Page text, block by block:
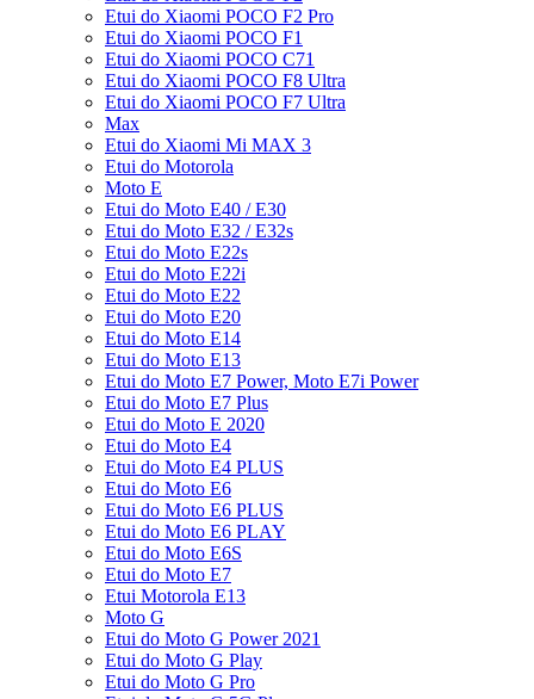
Etui do Xiaomi POCO F2 Pro
Etui do Xiaomi POCO F1
Etui do Xiaomi POCO C71
Etui do Xiaomi POCO F8 Ultra
Etui do Xiaomi POCO F7 Ultra
Max
Etui do Xiaomi Mi MAX 3
Etui do Motorola
Moto E
Etui do Moto E40 / E30
Etui do Moto E32 / E32s
Etui do Moto E22s
Etui do Moto E22i
Etui do Moto E22
Etui do Moto E20
Etui do Moto E14
Etui do Moto E13
Etui do Moto E7 Power, Moto E7i Power
Etui do Moto E7 Plus
Etui do Moto E 2020
Etui do Moto E4
Etui do Moto E4 PLUS
Etui do Moto E6
Etui do Moto E6 PLUS
Etui do Moto E6 PLAY
Etui do Moto E6S
Etui do Moto E7
Etui Motorola E13
Moto G
Etui do Moto G Power 2021
Etui do Moto G Play
Etui do Moto G Pro